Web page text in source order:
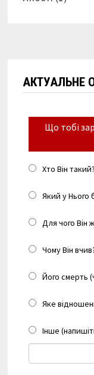
АКТУАЛЬНЕ
Що тобі
Хто Він такий?
Який у Нього
Для чого Він
Чому Він
Його смерть
Яке
Інше